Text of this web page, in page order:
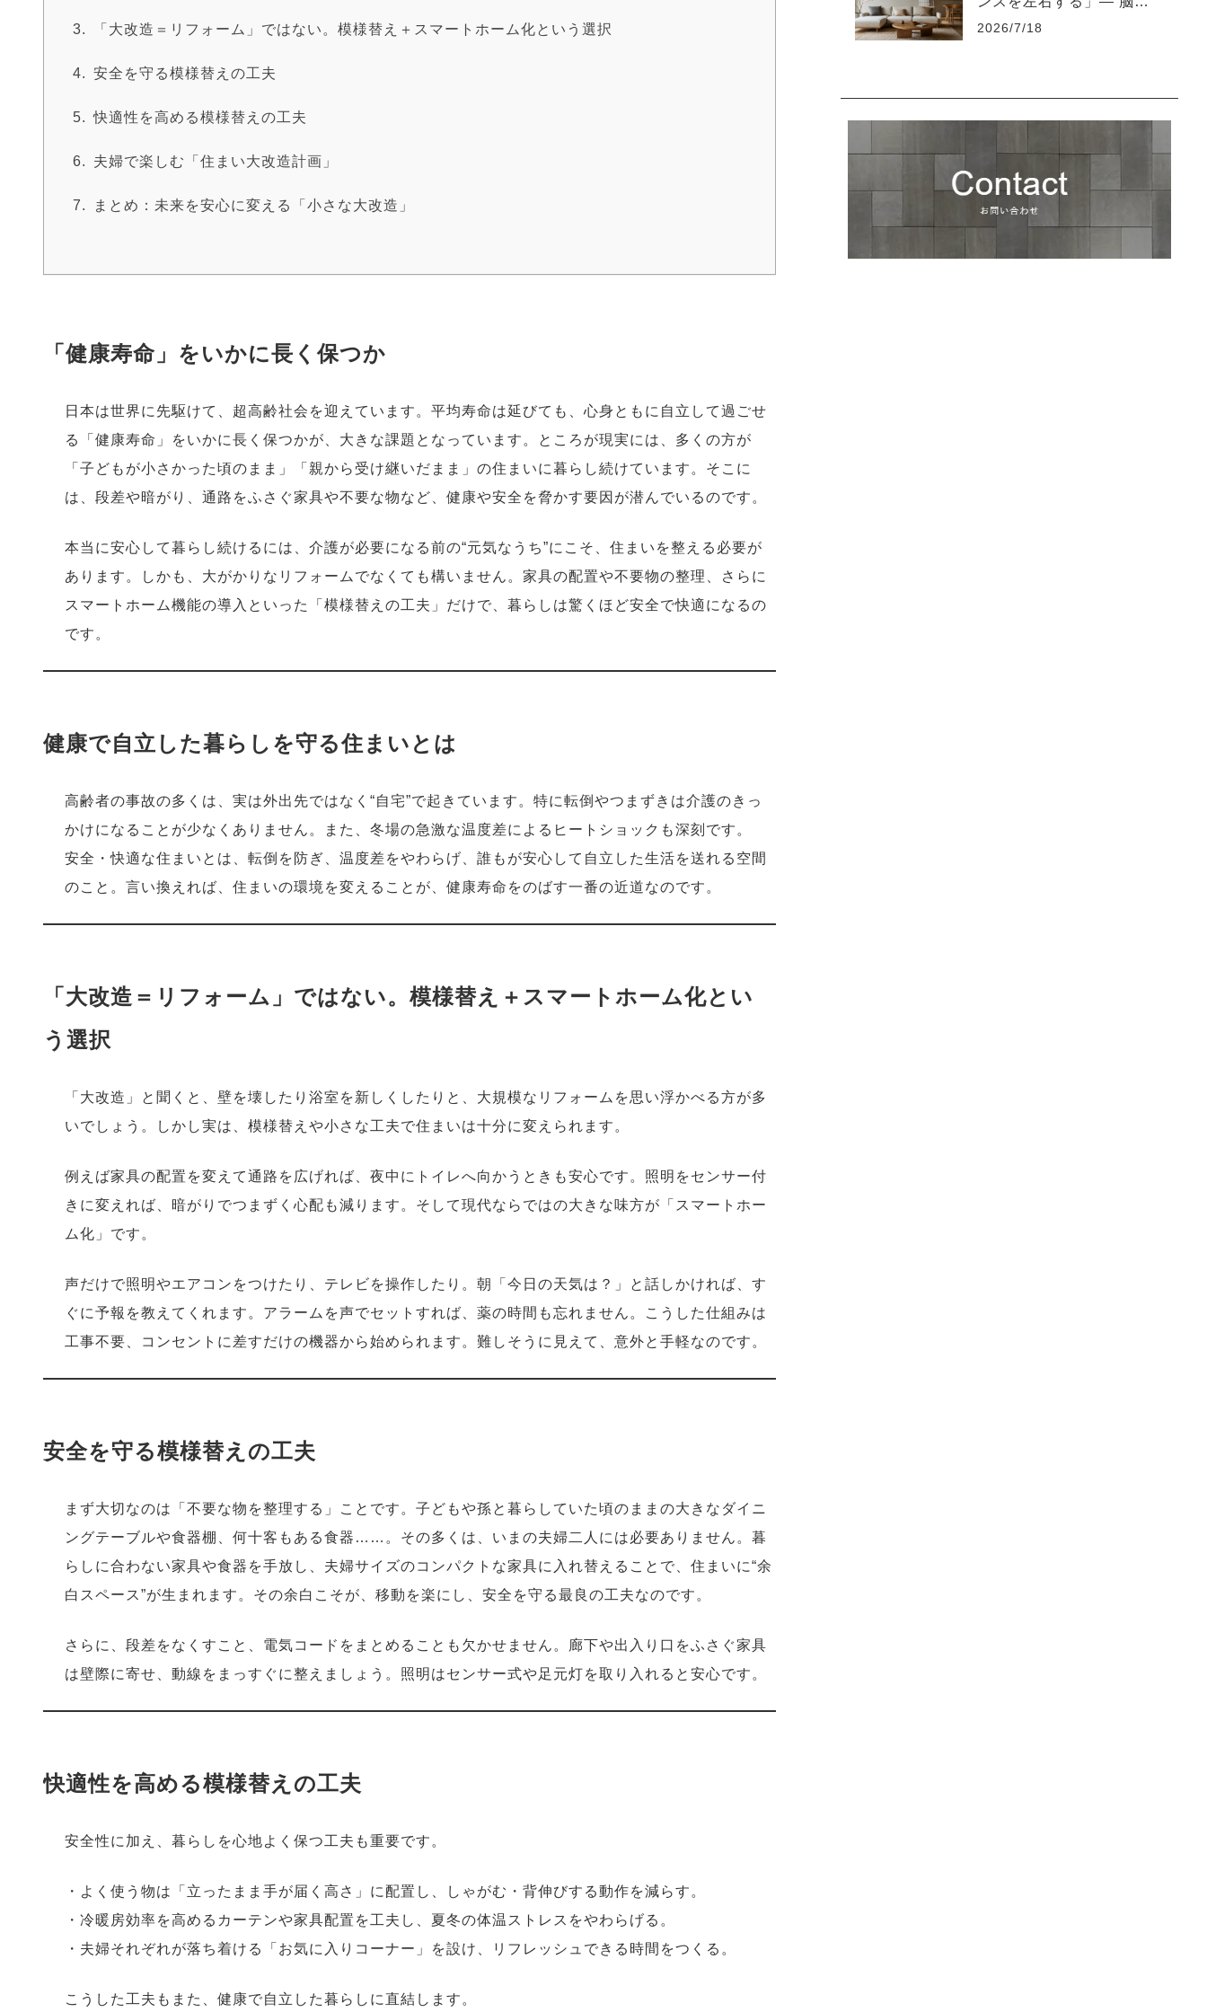
「大改造＝リフォーム」ではない。模様替え＋スマートホーム化という選択
安全を守る模様替えの工夫
快適性を高める模様替えの工夫
夫婦で楽しむ「住まい大改造計画」
まとめ：未来を安心に変える「小さな大改造」
「健康寿命」をいかに長く保つか
日本は世界に先駆けて、超高齢社会を迎えています。平均寿命は延びても、心身ともに自立して過ごせ
る「健康寿命」をいかに長く保つかが、大きな課題となっています。ところが現実には、多くの方が
「子どもが小さかった頃のまま」「親から受け継いだまま」の住まいに暮らし続けています。そこに
は、段差や暗がり、通路をふさぐ家具や不要な物など、健康や安全を脅かす要因が潜んでいるのです。
本当に安心して暮らし続けるには、介護が必要になる前の“元気なうち”にこそ、住まいを整える必要が
あります。しかも、大がかりなリフォームでなくても構いません。家具の配置や不要物の整理、さらに
スマートホーム機能の導入といった「模様替えの工夫」だけで、暮らしは驚くほど安全で快適になるの
です。
健康で自立した暮らしを守る住まいとは
高齢者の事故の多くは、実は外出先ではなく“自宅”で起きています。特に転倒やつまずきは介護のきっ
かけになることが少なくありません。また、冬場の急激な温度差によるヒートショックも深刻です。
安全・快適な住まいとは、転倒を防ぎ、温度差をやわらげ、誰もが安心して自立した生活を送れる空間
のこと。言い換えれば、住まいの環境を変えることが、健康寿命をのばす一番の近道なのです。
「大改造＝リフォーム」ではない。模様替え＋スマートホーム化とい
う選択
「大改造」と聞くと、壁を壊したり浴室を新しくしたりと、大規模なリフォームを思い浮かべる方が多
いでしょう。しかし実は、模様替えや小さな工夫で住まいは十分に変えられます。
例えば家具の配置を変えて通路を広げれば、夜中にトイレへ向かうときも安心です。照明をセンサー付
きに変えれば、暗がりでつまずく心配も減ります。そして現代ならではの大きな味方が「スマートホー
ム化」です。
声だけで照明やエアコンをつけたり、テレビを操作したり。朝「今日の天気は？」と話しかければ、す
ぐに予報を教えてくれます。アラームを声でセットすれば、薬の時間も忘れません。こうした仕組みは
工事不要、コンセントに差すだけの機器から始められます。難しそうに見えて、意外と手軽なのです。
安全を守る模様替えの工夫
まず大切なのは「不要な物を整理する」ことです。子どもや孫と暮らしていた頃のままの大きなダイニ
ングテーブルや食器棚、何十客もある食器……。その多くは、いまの夫婦二人には必要ありません。暮
らしに合わない家具や食器を手放し、夫婦サイズのコンパクトな家具に入れ替えることで、住まいに“余
白スペース”が生まれます。その余白こそが、移動を楽にし、安全を守る最良の工夫なのです。
さらに、段差をなくすこと、電気コードをまとめることも欠かせません。廊下や出入り口をふさぐ家具
は壁際に寄せ、動線をまっすぐに整えましょう。照明はセンサー式や足元灯を取り入れると安心です。
快適性を高める模様替えの工夫
安全性に加え、暮らしを心地よく保つ工夫も重要です。
・よく使う物は「立ったまま手が届く高さ」に配置し、しゃがむ・背伸びする動作を減らす。
・冷暖房効率を高めるカーテンや家具配置を工夫し、夏冬の体温ストレスをやわらげる。
・夫婦それぞれが落ち着ける「お気に入りコーナー」を設け、リフレッシュできる時間をつくる。
こうした工夫もまた、健康で自立した暮らしに直結します。
疲れさせない“知的な住環
2026/7/18